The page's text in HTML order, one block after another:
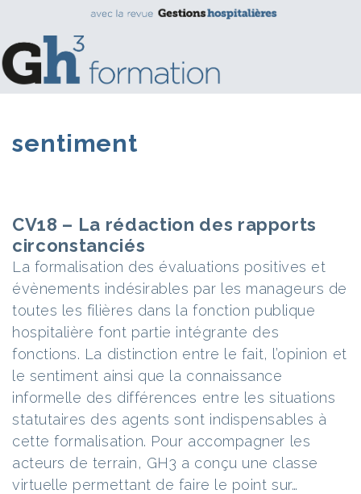
sentiment
CV18 – La rédaction des rapports
circonstanciés
La formalisation des évaluations positives et
évènements indésirables par les manageurs de
toutes les filières dans la fonction publique
hospitalière font partie intégrante des
fonctions. La distinction entre le fait, l’opinion et
le sentiment ainsi que la connaissance
informelle des différences entre les situations
statutaires des agents sont indispensables à
cette formalisation. Pour accompagner les
acteurs de terrain, GH3 a conçu une classe
virtuelle permettant de faire le point sur…